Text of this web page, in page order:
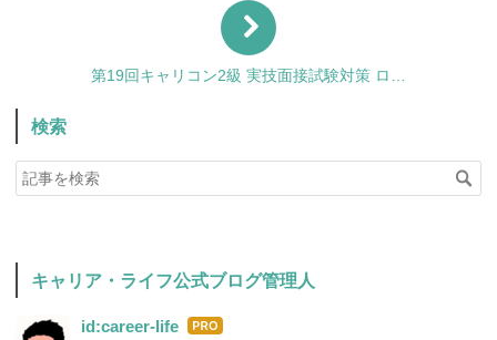
第19回キャリコン2級 実技面接試験対策 ロ…
検索
キャリア・ライフ公式ブログ管理人
id:career-life はて